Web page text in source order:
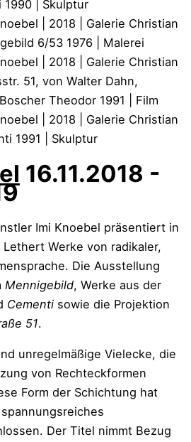
16.11.2018 -
Imi Knoebel präsentiert in
Werke von radikaler,
Die Ausstellung
Mennigebild, Werke aus der
Cementisowie die Projektion
51.
unregelmäßige Vielecke, die
von Rechteckformen
Form der Schichtung hat
Der Titel nimmt Bezug